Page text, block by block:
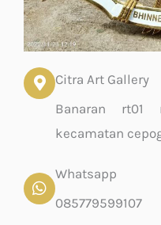
Citra Art Gallery
Banaran rt01
kecamatan
Whatsapp
085779599107